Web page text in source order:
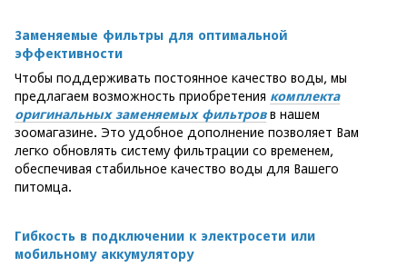
Заменяемые фильтры для оптимальной
эффективности
Чтобы поддерживать постоянное качество воды, мы
предлагаем возможность приобретения комплекта
оригинальных заменяемых фильтров в нашем
зоомагазине. Это удобное дополнение позволяет Вам
легко обновлять систему фильтрации со временем,
обеспечивая стабильное качество воды для Вашего
питомца.
Гибкость в подключении к электросети или
мобильному аккумулятору